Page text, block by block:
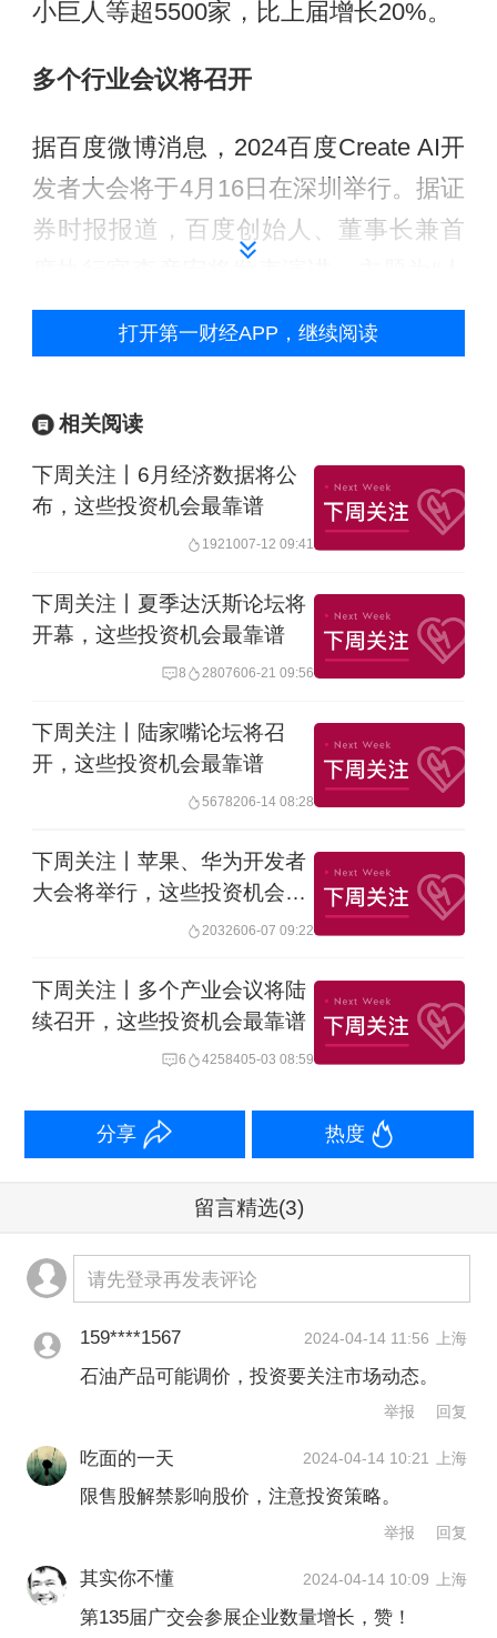
小巨人等超5500家，比上届增长20%。
多个行业会议将召开
据百度微博消息，2024百度Create AI开
发者大会将于4月16日在深圳举行。据证
券时报报道，百度创始人、董事长兼首
人都是创造者”。这是李彦宏2024年首场
演讲。
此外，世界互联网大会数字丝路发展论
坛将于4月16日召开。4月16日至18日，
2024全球6G技术大会将在南京召开。4
月17日至19日，华为分析师大会将在深
成品油将迎调价窗口
根据“十个工作日”原则，本轮成品油调价
将于4月16日24时开启。隆众资讯预计，
本轮成品油调价上调概率较大。该机构
进，俄罗斯称计划加大减产力度，此外
地缘局势的不稳定性仍未消除，局部需
面利好仍占据上风。
下周383.26亿元市值限售股解禁
Wind数据统计显示，下周（4月15日-4
禁，合计解禁37.87亿股，按4月12日收
盘价计算，解禁总市值为383.26亿元。
按4月12日收盘价计算，解禁市值居前三
位的是：英利汽车（65.46亿元）、诺禾
致源（38.52亿元）、华曙高科（30.6亿
元）。从个股解禁量看，解禁股数居前
三位的是：英利汽车（12.99亿股）、吉
电股份（3.44亿股）、清新环境（3.22
亿股）。
打开第一财经APP，继续阅读
相关阅读
下周关注丨6月经济数据将公
布，这些投资机会最靠谱
1921007-12 09:41
下周关注丨夏季达沃斯论坛将
开幕，这些投资机会最靠谱
8 2807606-21 09:56
下周关注丨陆家嘴论坛将召
开，这些投资机会最靠谱
5678206-14 08:28
下周关注丨苹果、华为开发者
大会将举行，这些投资机会最
2032606-07 09:22
下周关注丨多个产业会议将陆
续召开，这些投资机会最靠谱
6 4258405-03 08:59
分享 热度
留言精选(3)
请先登录再发表评论
159****1567 2024-04-14 11:56 上海
石油产品可能调价，投资要关注市场动态。
举报 回复
吃面的一天 2024-04-14 10:21 上海
限售股解禁影响股价，注意投资策略。
举报 回复
其实你不懂 2024-04-14 10:09 上海
第135届广交会参展企业数量增长，赞！